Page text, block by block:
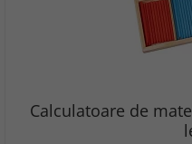
Calculatoare de